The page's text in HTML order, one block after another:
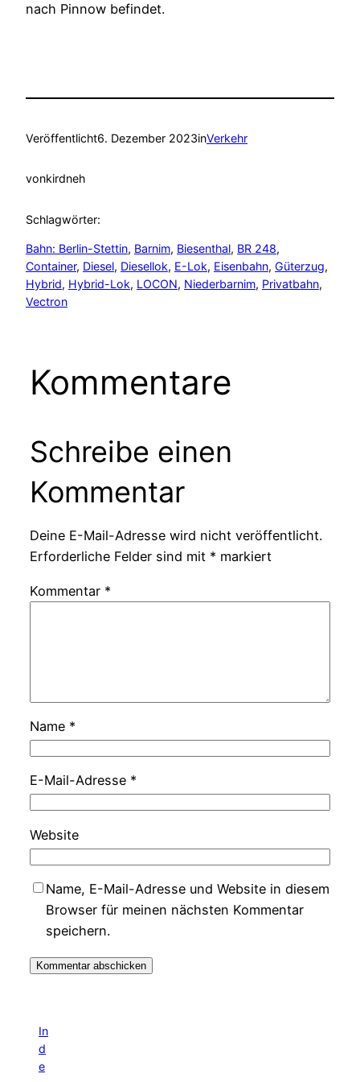
nach Pinnow befindet.
Veröffentlicht6. Dezember 2023inVerkehr
vonkirdneh
Schlagwörter:
Bahn: Berlin-Stettin, Barnim, Biesenthal, BR 248
Container, Diesel, Diesellok, E-Lok, Eisenbahn, Güterzug
Hybrid, Hybrid-Lok, LOCON, Niederbarnim, Privatbahn
Vectron
Kommentare
Schreibe einen
Kommentar
Deine E-Mail-Adresse wird nicht veröffentlicht.
Erforderliche Felder sind mit * markiert
Kommentar *
Name *
E-Mail-Adresse *
Website
Name, E-Mail-Adresse und Website in diesem
Browser für meinen nächsten Kommentar
speichern.
In
d
e